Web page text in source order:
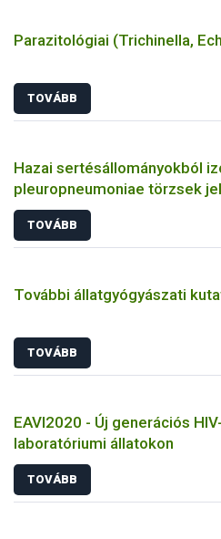
Parazitológiai (Trichinella,
TOVÁBB
Hazai sertésállományokból
pleuropneumoniae törzsek
TOVÁBB
További állatgyógyászati
TOVÁBB
EAVI2020 - Új generációs
laboratóriumi állatokon
TOVÁBB